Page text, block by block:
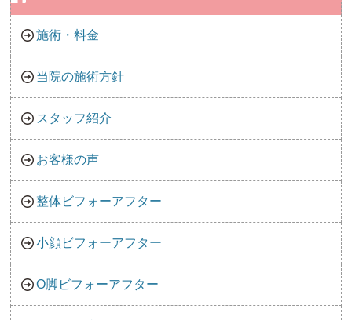
施術・料金
当院の施術方針
スタッフ紹介
お客様の声
整体ビフォーアフター
小顔ビフォーアフター
O脚ビフォーアフター